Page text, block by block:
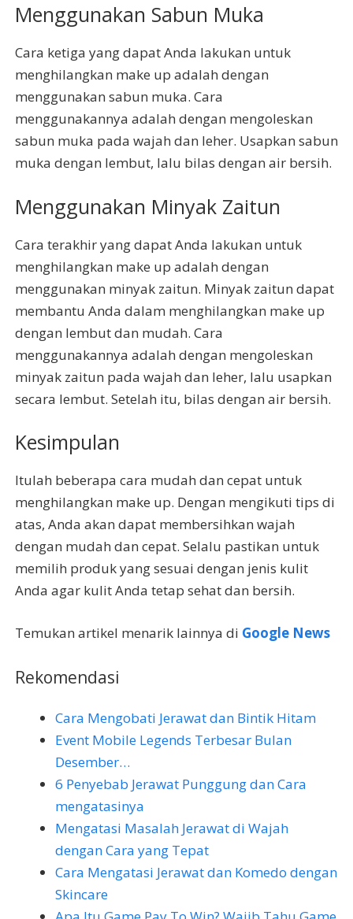
Menggunakan Sabun Muka
Cara ketiga yang dapat Anda lakukan untuk
menghilangkan make up adalah dengan
menggunakan sabun muka. Cara
menggunakannya adalah dengan mengoleskan
sabun muka pada wajah dan leher. Usapkan sabun
muka dengan lembut, lalu bilas dengan air bersih.
Menggunakan Minyak Zaitun
Cara terakhir yang dapat Anda lakukan untuk
menghilangkan make up adalah dengan
menggunakan minyak zaitun. Minyak zaitun dapat
membantu Anda dalam menghilangkan make up
dengan lembut dan mudah. Cara
menggunakannya adalah dengan mengoleskan
minyak zaitun pada wajah dan leher, lalu usapkan
secara lembut. Setelah itu, bilas dengan air bersih.
Kesimpulan
Itulah beberapa cara mudah dan cepat untuk
menghilangkan make up. Dengan mengikuti tips di
atas, Anda akan dapat membersihkan wajah
dengan mudah dan cepat. Selalu pastikan untuk
memilih produk yang sesuai dengan jenis kulit
Anda agar kulit Anda tetap sehat dan bersih.
Temukan artikel menarik lainnya di Google News
Rekomendasi
Cara Mengobati Jerawat dan Bintik Hitam
Event Mobile Legends Terbesar Bulan
Desember…
6 Penyebab Jerawat Punggung dan Cara
mengatasinya
Mengatasi Masalah Jerawat di Wajah
dengan Cara yang Tepat
Cara Mengatasi Jerawat dan Komedo dengan
Skincare